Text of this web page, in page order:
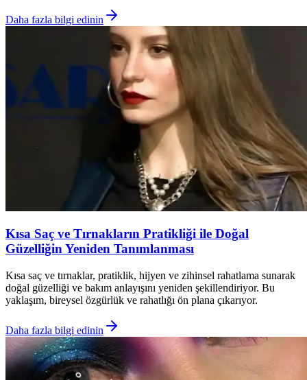
Daha fazla bilgi edinin
Kısa Saç ve Tırnakların Pratikliği ile Doğal
Güzelliğin Yeniden Tanımlanması
Kısa saç ve tırnaklar, pratiklik, hijyen ve zihinsel rahatlama sunarak
doğal güzelliği ve bakım anlayışını yeniden şekillendiriyor. Bu
yaklaşım, bireysel özgürlük ve rahatlığı ön plana çıkarıyor.
Daha fazla bilgi edinin